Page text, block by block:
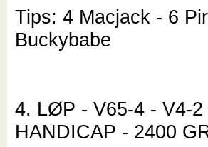
Tips: 4 Macjack - 6
Buckybabe
4. LØP - V65-4 - V4-
HANDICAP - 2400